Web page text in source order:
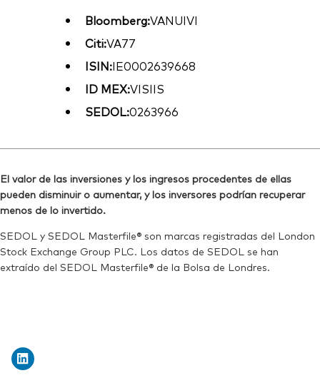
Bloomberg:VANUIVI
Citi:VA77
ISIN:IE0002639668
ID MEX:VISIIS
SEDOL:0263966
El valor de las inversiones y los ingresos procedentes de ellas
pueden disminuir o aumentar, y los inversores podrían recuperar
menos de lo invertido.
SEDOL y SEDOL Masterfile® son marcas registradas del London
Stock Exchange Group PLC. Los datos de SEDOL se han
extraído del SEDOL Masterfile® de la Bolsa de Londres.